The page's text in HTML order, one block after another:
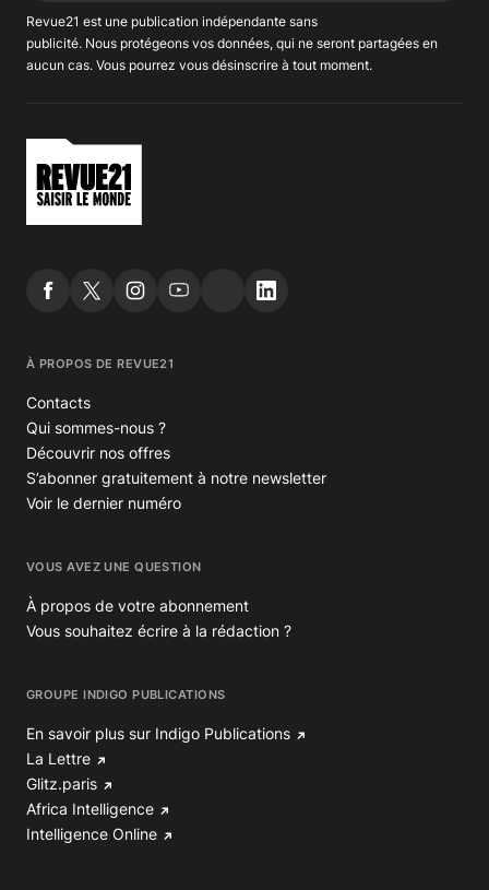
Revue21 est une publication indépendante sans
publicité. Nous protégeons vos données, qui ne seront partagées en
aucun cas. Vous pourrez vous désinscrire à tout moment.
À PROPOS DE REVUE21
Contacts
Qui sommes-nous ?
Découvrir nos offres
S’abonner gratuitement à notre newsletter
Voir le dernier numéro
VOUS AVEZ UNE QUESTION
À propos de votre abonnement
Vous souhaitez écrire à la rédaction ?
GROUPE INDIGO PUBLICATIONS
En savoir plus sur Indigo Publications
La Lettre
Glitz.paris
Africa Intelligence
Intelligence Online